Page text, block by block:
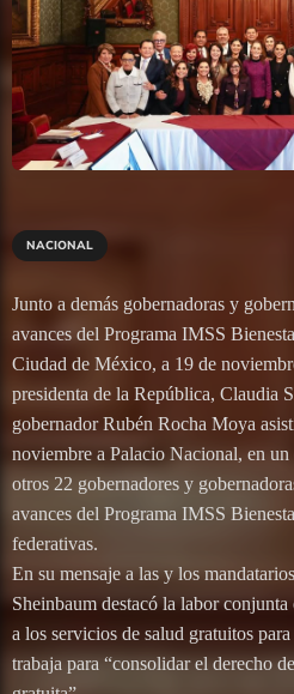
NACIONAL
Junto a demás gobernadoras y
avances del Programa IMSS
Ciudad de México, a 19 de
presidenta de la República, Claudia
gobernador Rubén Rocha Moya
noviembre a Palacio Nacional, en
otros 22 gobernadores y
avances del Programa IMSS
federativas.
En su mensaje a las y los
Sheinbaum destacó la labor
a los servicios de salud gratuitos
trabaja para “consolidar el derecho